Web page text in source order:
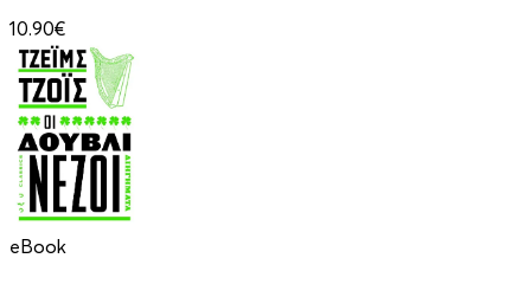
10.90€
eBook